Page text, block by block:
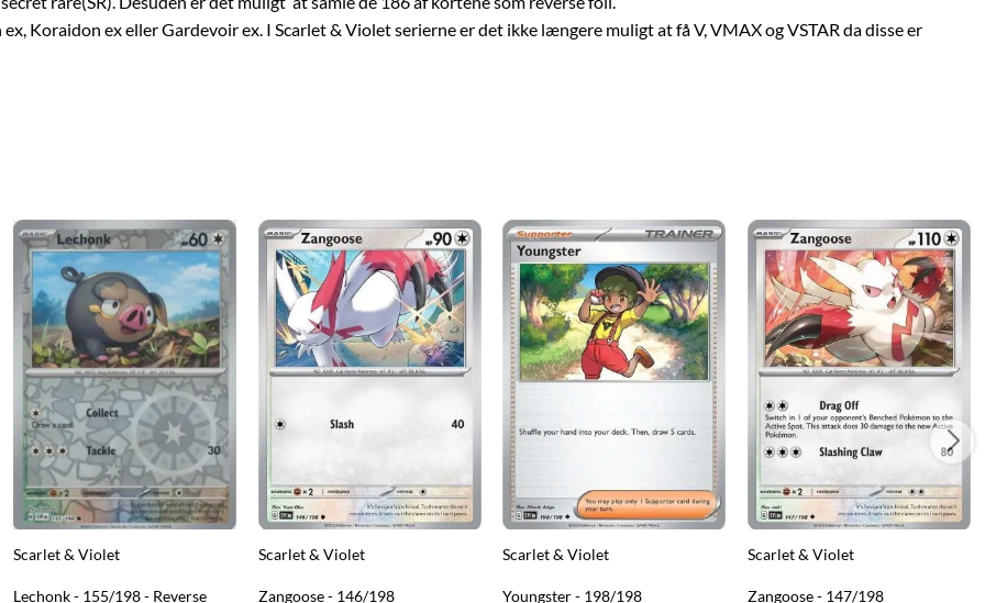
Koraidon ex eller Gardevoir ex. I Scarlet & Violet serierne er det ikke længere muligt at få V, VMAX og VSTAR da disse er
Scarlet & Violet
Lechonk - 155/198 - Reverse
Scarlet & Violet
Zangoose - 146/198
Scarlet & Violet
Youngster - 198/198
Scarlet & Violet
Zangoose - 147/198